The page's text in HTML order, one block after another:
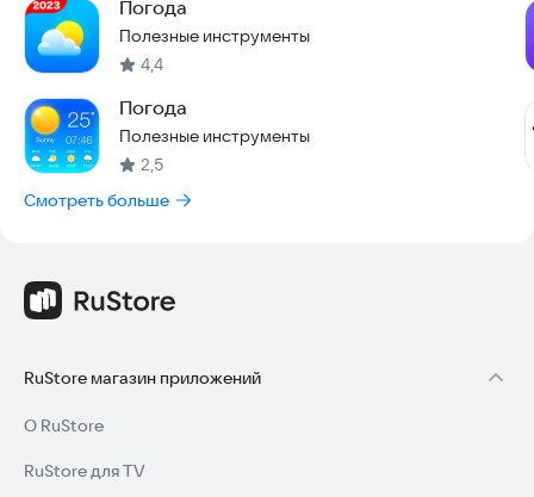
Погода
Полезные инструменты
4,4
Погода
Полезные инструменты
2,5
Смотреть больше
RuStore магазин приложений
О RuStore
RuStore для TV